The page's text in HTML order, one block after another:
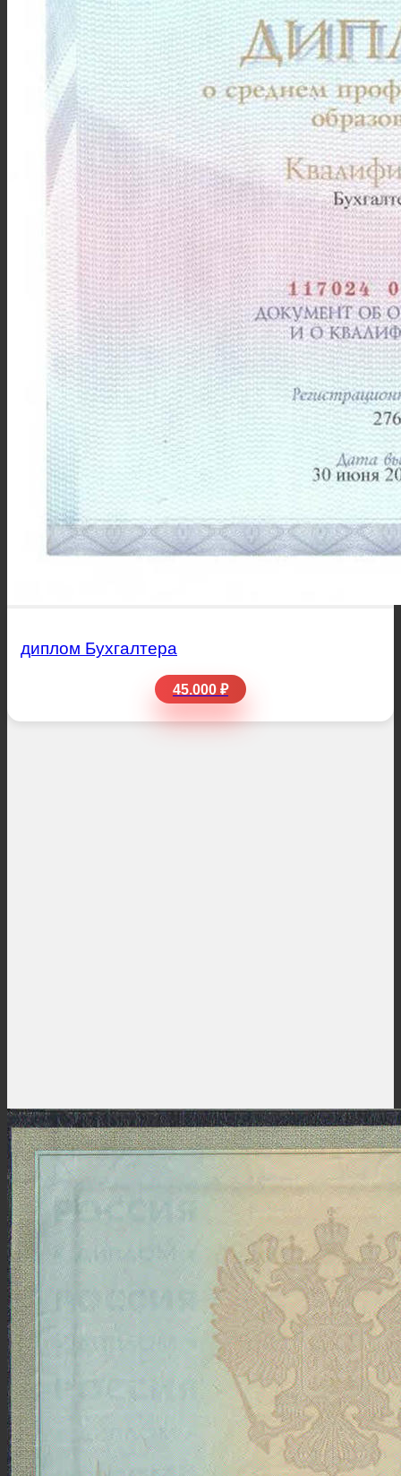
диплом Бухгалтера
45.000 ₽